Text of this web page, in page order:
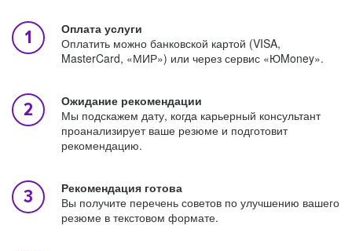
Оплата услуги
Оплатить можно банковской картой (VISA,
MasterCard, «МИР») или через сервис «ЮMoney».
Ожидание рекомендации
Мы подскажем дату, когда карьерный консультант
проанализирует ваше резюме и подготовит
рекомендацию.
Рекомендация готова
Вы получите перечень советов по улучшению вашего
резюме в текстовом формате.